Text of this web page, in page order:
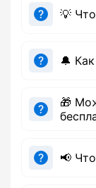
💡
🔔
🎁
📢